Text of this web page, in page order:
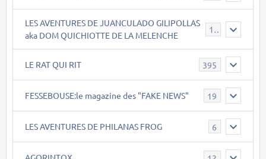
LES AVENTURES DE JUANCULADO GILIPOLLAS
aka DOM QUICHIOTTE DE LA MELENCHE
119
LE RAT QUI RIT 395
FESSEBOUSE:le magazine des "FAKE NEWS" 19
LES AVENTURES DE PHILANAS FROG 6